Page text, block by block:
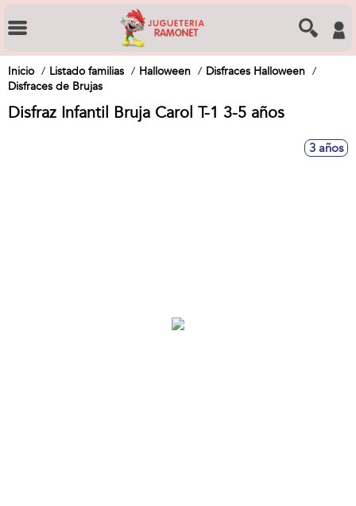
Inicio Listado familias Halloween
Disfraces Halloween
Disfraces de Brujas
Disfraz Infantil Bruja Carol T-1 3-5 años
3 años